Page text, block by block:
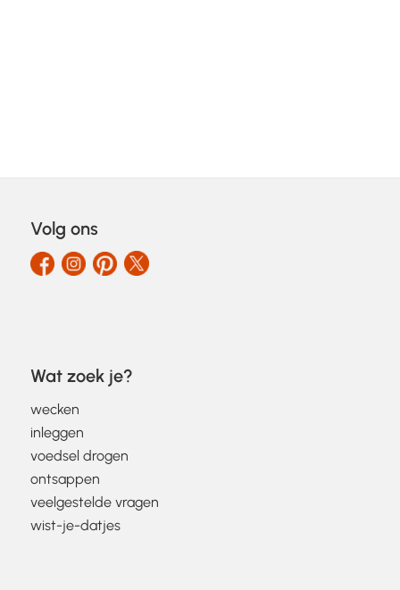
Volg ons
Wat zoek je?
wecken
inleggen
voedsel drogen
ontsappen
veelgestelde vragen
wist-je-datjes